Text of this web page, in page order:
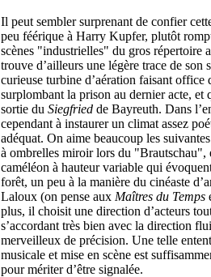
Il peut sembler surprenant de confier
peu féérique à Harry Kupfer, plutôt
scènes "industrielles" du gros répertoire
trouve d’ailleurs une légère trace de son
curieuse turbine d’aération faisant office
surplombant la prison au dernier acte, et
sortie du Siegfried de Bayreuth. Dans
cependant à instaurer un climat assez
adéquat. On aime beaucoup les
à ombrelles miroir lors du "Brautschau",
caméléon à hauteur variable qui
forêt, un peu à la manière du cinéaste
Laloux (on pense aux Maîtres du Temps
plus, il choisit une direction d’acteurs
s’accordant très bien avec la direction
merveilleux de précision. Une telle
musicale et mise en scène est
pour mériter d’être signalée.